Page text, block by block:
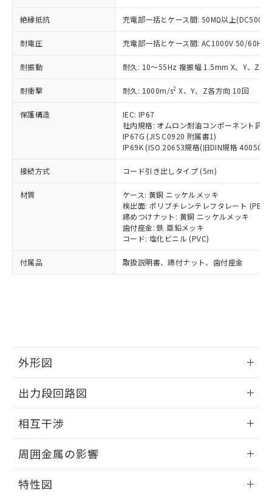
絶縁抵抗 充電部一括とケース間: 50MΩ以上(DC500V
耐電圧 充電部一括とケース間: AC1000V 50/60Hz
耐振動 耐久: 10～55Hz 複振幅 1.5mm X、Y、Z各
耐衝撃 耐久: 1000m/s2 X、Y、Z各方向 10回
保護構造
IEC: IP67
社内規格: オムロン耐油コンポーネント評
IP67G (JIS C0920 附属書1)
IP69K (ISO 20653規格(旧DIN規格 40050
接続方式 コード引き出しタイプ (5m)
材質
ケース: 黄銅 ニッケルメッキ
検出面: ポリブチレンテレフタレート (PBT)
締めつけナット: 黄銅 ニッケルメッキ
歯付座金: 鉄 亜鉛メッキ
コード: 塩化ビニル (PVC)
付属品 取扱説明書、締付ナット、歯付座金
外形図
外形図
出力段回路図
出力段回路図
相互干渉
相互干渉
周囲金属の影響
特性図
在庫状況および標準価格照会結果は、
タに基づき作成されるものであり、閲
覧された時点での実際の在庫および標
準価格とは異なる場合があることをご
了承ください。
正式な納期状況および標準価格はお客
様のお取引先、またはお客様担当のオ
ムロン制御機器販売店・当社販売員に
ご相談ください。
オムロン制御機器販売店や当社販売拠
販売ネットワーク
」をご確認
在庫状況および標準価格結果を当社の
事前の承諾なく第三者に漏洩または開
示しないようお願いします。
マイパーツ機能（部品リスト作成サー
ビス）をご利用いただくには、I-Web
メンバーズにご登録されている必要が
お客様が当ウェブサイト上で当社にご
※当社の共同利用者とは、"個人情報
指します。
むを得ず変更することがあります。
*EU RoHS指令（10物質）：
鉛(Pb) 1000ppm以下、 水銀(Hg) 1000ppm以下、 カド
類(PBB) 1000ppm以下、ポリ臭化ジフェニルエーテル類
(PBDE) 1000ppm以下、フタル酸ビス(2-エチルヘキシ
ル) (DEHP)(別名：DOP) 1000ppm以下、フタル酸ブチ
ルベンジル（BBP） 1000ppm以下、フタル酸ジブチル
(DIBP) 1000ppm以下
但し、RoHS指令で産業用監視および制御機器に対する
フタル酸エステル類の４物質については閾値を超える意
図的な使用がないことを確認しています。
部品在庫の切り替え状況などにより、予定
月が前後することがあります。
※3 非含有証明書ダウンロード
51物質の非含有証明書（当社基準）
※本証明書は発行日時点で非含有を証明す
るもので、過去に遡って非含有を証明する
ものではありません。
また、RoHS指令のフタル酸エステル類４
物質の対応では、対応完了までの期間は出
荷製品に未対応品が混在することから備考
既に当社にて対応品への在庫切替を完了
していることから、特段のことがない限
り、2022年1月12日より割愛しておりま
「－」：未確認です。当社販売部門へお問
い合わせください。
*中国RoHS10物質の基準値 (GB/T26572)：
Pb(鉛) :1000ppm、 Hg(水銀) : 1000ppm、 Cd(カドミウ
Cr(Ⅵ)(六価クロム) : 1000ppm、 PBBs(ポリ臭化ビフェ
ニル類) : 1000ppm、 PBDEs(ポリ臭化ジフェニルエーテ
ル) : 1000ppm、
DEHP(フタル酸ビス(2-エチルヘキシル)) : 1000ppm
※2 環境保護使用期限
「ｅ」：有害物質（10物質）のすべてが基
準値以下であることを示します。
「10」：通常の使用状況下において有害物
質が外部に漏えいし、環境に深刻な影響を
及ぼさない年数を意味します。
「－」：未確認です。当社販売部門へお問
い合わせください。
為替および外国貿易法に定める商品
（以下｢規制貨物等」という）を輸出
または国外への提供する場合は、日本
国政府の輸出許可(または役務取引許
可)を取得するなどの必要な手続きを
当社は規制貨物を破棄する場合は、完
全に破砕するなど、違法に輸出されな
いよう必要な手段を講じます。
当社は貴社製品を、核兵器、ミサイ
ル、化学兵器、生物兵器またはその他
武器並びにこれらの製造装置等に一切
当社は、貴社製品を第三者に販売する
場合は、上記1、2および3の内容を当
該第三者に通知します。また当社は、
販売先および販売に係わる関係者が違
法に輸出するおそれがある場合は、取
り引きをいたしません。
一定数以上の在庫あり
一定数には満たないが在庫あり
在庫なし(最新の在庫状況につ
いては、お客様のお取引先、ま
たはお客様担当のオムロン制御
機器販売店・当社販売員にご確
認ください)
受注生産機種、また在庫状況の
情報を公開していない機種